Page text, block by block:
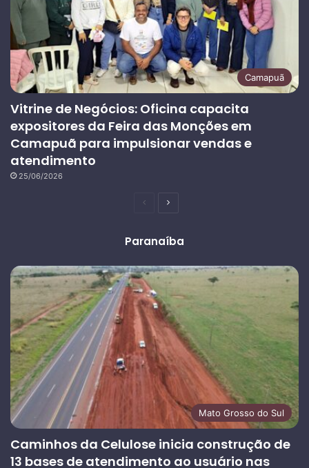
Camapuã
Vitrine de Negócios: Oficina capacita
expositores da Feira das Monções em
Camapuã para impulsionar vendas e
atendimento
25/06/2026
PáginaPróxima
Paranaíba
Mato Grosso do Sul
Caminhos da Celulose inicia construção de
13 bases de atendimento ao usuário nas